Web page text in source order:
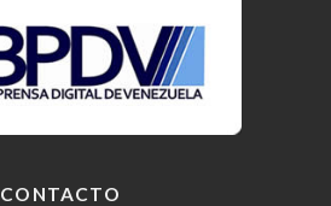
CONTACTO